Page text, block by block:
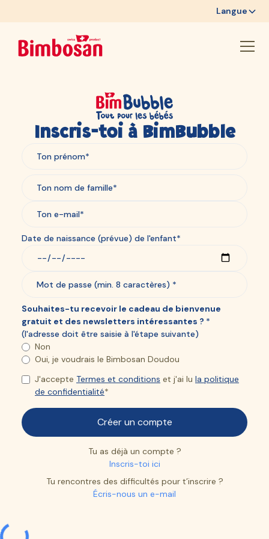
Langue
Inscris-toi à BimBubble
Date de naissance (prévue) de l'enfant*
Souhaites-tu recevoir le cadeau de bienvenue
gratuit et des newsletters intéressantes ? *
(l'adresse doit être saisie à l'étape suivante)
Non
Oui, je voudrais le Bimbosan Doudou
J'accepte Termes et conditions et j'ai lu la politique
de confidentialité*
Tu as déjà un compte ?
Inscris-toi ici
Tu rencontres des difficultés pour t’inscrire ?
Écris-nous un e-mail